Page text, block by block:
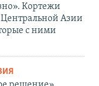
Кортежи
Азии
с ними